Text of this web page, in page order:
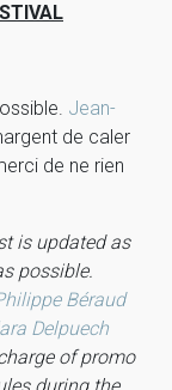
Jean-
de caler
de ne rien
is updated as
possible.
Béraud
Delpuech
of promo